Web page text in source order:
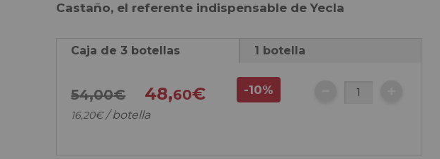
Castaño, el referente indispensable de Yecla
Caja de 3 botellas
54,00€ 48,60€ -10%
16,20€/ botella
1 botella